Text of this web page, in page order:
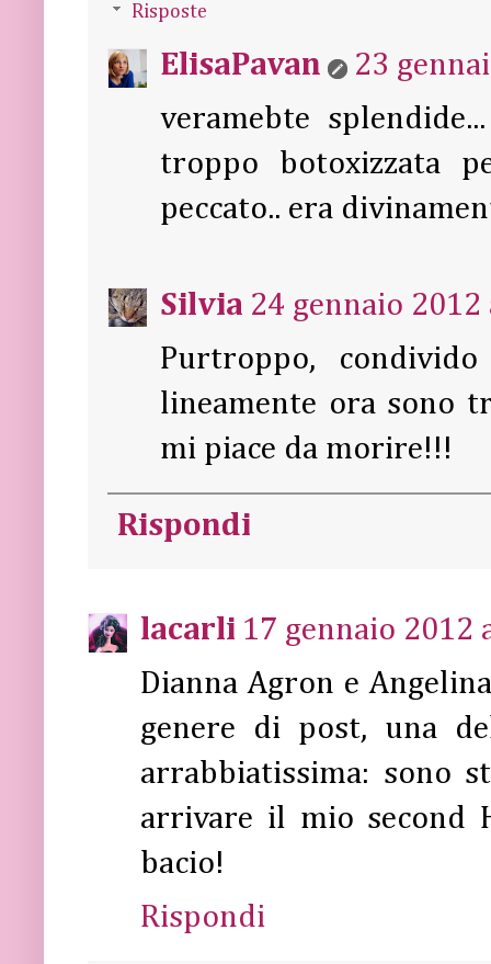
Risposte
ElisaPavan
23
veramebte
troppo botoxizzata
peccato.. era
Silvia 24 gennaio
Purtroppo,
lineamente ora sono
mi piace da morire!!!
Rispondi
lacarli 17 gennaio 2012
Dianna Agron e
genere di post, una
arrabbiatissima: sono
arrivare il mio second
bacio!
Rispondi